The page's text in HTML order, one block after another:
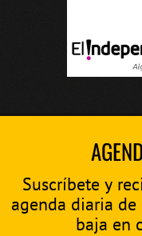
Suscríbete y
agenda diaria de
baja en